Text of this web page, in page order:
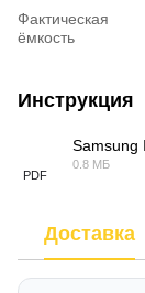
Фактическая
ёмкость
Инструкция
PDF
Samsung
0.8 МБ
Доставка